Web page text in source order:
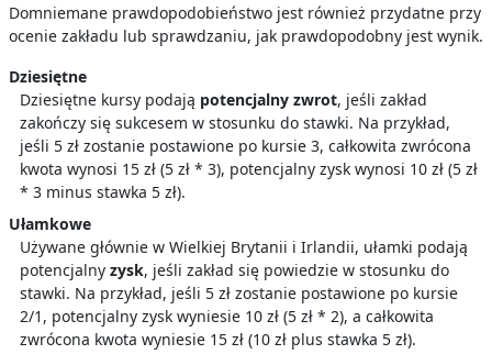
Domniemane prawdopodobieństwo jest również przydatne przy
ocenie zakładu lub sprawdzaniu, jak prawdopodobny jest wynik.
Dziesiętne
Dziesiętne kursy podają potencjalny zwrot, jeśli zakład
zakończy się sukcesem w stosunku do stawki. Na przykład,
jeśli 5 zł zostanie postawione po kursie 3, całkowita zwrócona
kwota wynosi 15 zł (5 zł * 3), potencjalny zysk wynosi 10 zł (5 zł
* 3 minus stawka 5 zł).
Ułamkowe
Używane głównie w Wielkiej Brytanii i Irlandii, ułamki podają
potencjalny zysk, jeśli zakład się powiedzie w stosunku do
stawki. Na przykład, jeśli 5 zł zostanie postawione po kursie
2/1, potencjalny zysk wyniesie 10 zł (5 zł * 2), a całkowita
zwrócona kwota wyniesie 15 zł (10 zł plus stawka 5 zł).